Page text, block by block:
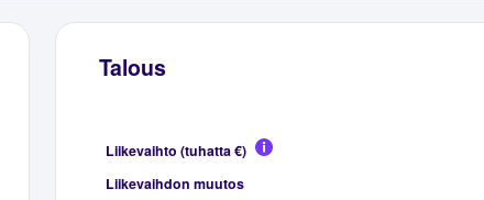
Talous
Liikevaihto (tuhatta €)
Liikevaihdon muutos